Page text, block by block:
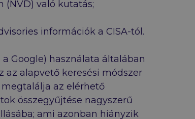
(NVD) való kutatás;
információk a CISA-tól.
Google) használata általában
az alapvető keresési módszer
az elérhető
összegyűjtése nagyszerű
ami azonban hiányzik